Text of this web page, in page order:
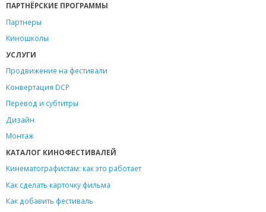
ПАРТНЁРСКИЕ ПРОГРАММЫ
Партнеры
Киношколы
УСЛУГИ
Продвижение на фестивали
Конвертация DCP
Перевод и субтитры
Дизайн
Монтаж
КАТАЛОГ КИНОФЕСТИВАЛЕЙ
Кинематографистам: как это работает
Как сделать карточку фильма
Как добавить фестиваль